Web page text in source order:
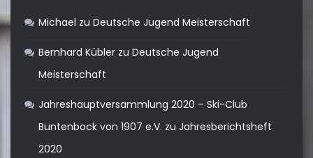
Michael zuDeutsche Jugend Meisterschaft
Bernhard Kübler zuDeutsche Jugend
Meisterschaft
Jahreshauptversammlung 2020 – Ski-Club
Buntenbock von 1907 e.V. zuJahresberichtsheft
2020